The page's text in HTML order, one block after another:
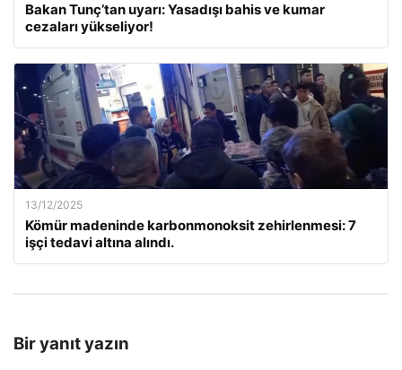
Bakan Tunç’tan uyarı: Yasadışı bahis ve kumar
cezaları yükseliyor!
13/12/2025
Kömür madeninde karbonmonoksit zehirlenmesi: 7
işçi tedavi altına alındı.
Bir yanıt yazın